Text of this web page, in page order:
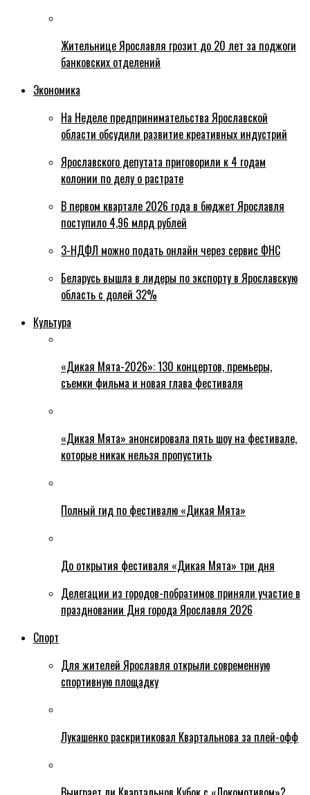
Жительнице Ярославля грозит до 20 лет за поджоги
банковских отделений
Экономика
На Неделе предпринимательства Ярославской
области обсудили развитие креативных индустрий
Ярославского депутата приговорили к 4 годам
колонии по делу о растрате
В первом квартале 2026 года в бюджет Ярославля
поступило 4,96 млрд рублей
3-НДФЛ можно подать онлайн через сервис ФНС
Беларусь вышла в лидеры по экспорту в Ярославскую
область с долей 32%
Культура
«Дикая Мята-2026»: 130 концертов, премьеры,
съемки фильма и новая глава фестиваля
«Дикая Мята» анонсировала пять шоу на фестивале,
которые никак нельзя пропустить
Полный гид по фестивалю «Дикая Мята»
До открытия фестиваля «Дикая Мята» три дня
Делегации из городов-побратимов приняли участие в
праздновании Дня города Ярославля 2026
Спорт
Для жителей Ярославля открыли современную
спортивную площадку
Лукашенко раскритиковал Квартальнова за плей-офф